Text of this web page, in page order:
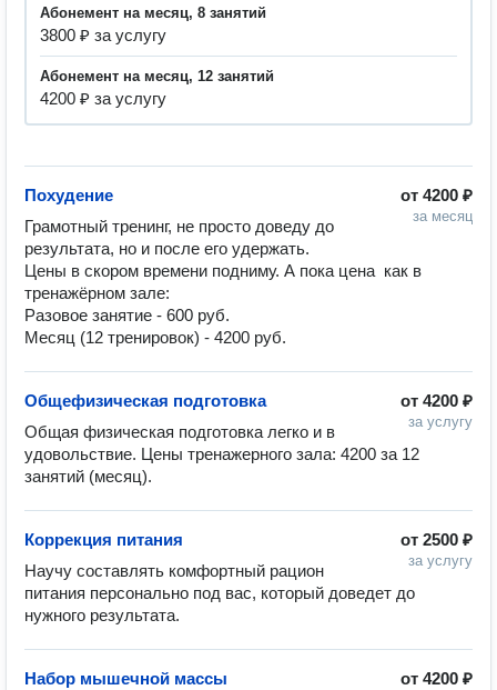
абонемент на месяц, 8 занятий
3800 ₽ за услугу
абонемент на месяц, 12 занятий
4200 ₽ за услугу
от 4200 ₽
за месяц
Похудение
Грамотный тренинг, не просто доведу до
результата, но и после его удержать.
Цены в скором времени подниму. А пока цена  как в
тренажёрном зале:
Разовое занятие - 600 руб.
от 4200 ₽
за услугу
Общефизическая подготовка
Общая физическая подготовка легко и в
удовольствие. Цены тренажерного зала: 4200 за 12
занятий (месяц).
от 2500 ₽
за услугу
Коррекция питания
Научу составлять комфортный рацион
питания персонально под вас, который доведет до
нужного результата.
от 4200 ₽
Набор мышечной массы